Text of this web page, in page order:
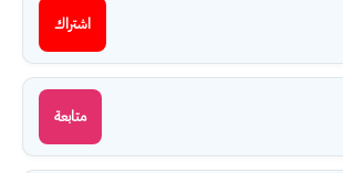
اشتراك
متابعة